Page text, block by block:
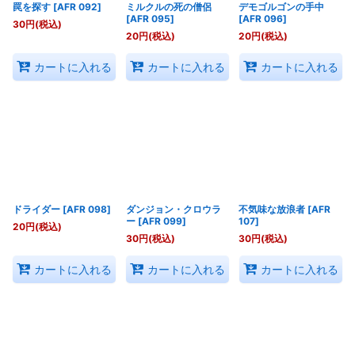
罠を探す [AFR 092]
30円(税込)
カートに入れる
ミルクルの死の僧侶
[AFR 095]
20円(税込)
カートに入れる
デモゴルゴンの手中
[AFR 096]
20円(税込)
カートに入れる
ドライダー [AFR 098]
20円(税込)
カートに入れる
ダンジョン・クロウラ
ー [AFR 099]
30円(税込)
カートに入れる
不気味な放浪者 [AFR
107]
30円(税込)
カートに入れる